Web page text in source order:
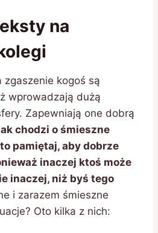
na
zgaszenie kogoś są
wprowadzają dużą
Zapewniają one dobrą
chodzi o śmieszne
pamiętaj, aby dobrze
inaczej ktoś może
inaczej, niż byś tego
i zarazem śmieszne
Oto kilka z nich: